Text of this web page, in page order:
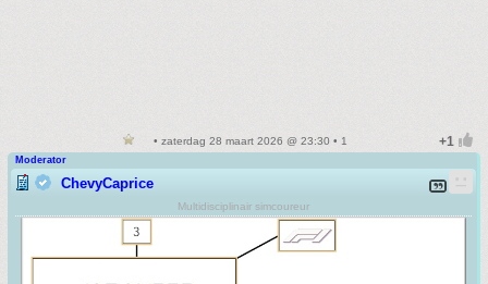
• zaterdag 28 maart 2026 @ 23:30 • 1
Moderator
ChevyCaprice
Multidisciplinair simcoureur